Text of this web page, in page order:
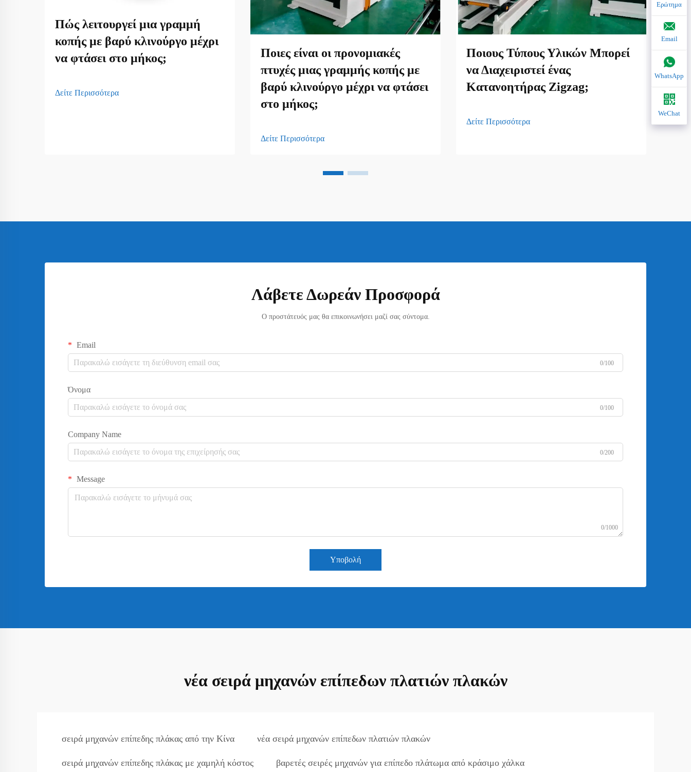
Πώς λειτουργεί μια γραμμή
κοπής με βαρύ κλινούργο μέχρι
να φτάσει στο μήκος;
Δείτε Περισσότερα
Ποιες είναι οι προνομιακές
πτυχές μιας γραμμής κοπής με
βαρύ κλινούργο μέχρι να φτάσει
στο μήκος;
Δείτε Περισσότερα
Ποιους Τύπους Υλικών Μπορεί
να Διαχειριστεί ένας
Κατανοητήρας Zigzag;
Δείτε Περισσότερα
Λάβετε Δωρεάν Προσφορά
Ο προστάτευός μας θα επικοινωνήσει μαζί σας σύντομα.
Email
0/100
Όνομα
0/100
Company Name
0/200
Message
0/1000
Υποβολή
νέα σειρά μηχανών επίπεδων πλατιών πλακών
σειρά μηχανών επίπεδης πλάκας από την Κίνα νέα σειρά μηχανών επίπεδων πλατιών πλακών
σειρά μηχανών επίπεδης πλάκας με χαμηλή κόστος βαρετές σειρές μηχανών για επίπεδο πλάτωμα από κράσιμο χάλκα
Ερώτημα
Email
WhatsApp
WeChat